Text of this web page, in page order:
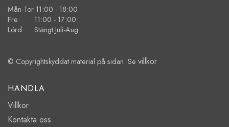
Mån-Tor 11:00 - 18:00
Fre 11:00 - 17:00
Lörd Stängt Juli-Aug
© Copyrightskyddat material på sidan. Se villkor
HANDLA
Villkor
Kontakta oss